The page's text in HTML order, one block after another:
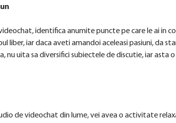
identifica anumite puncte pe care le ai in
liber, iar daca aveti amandoi aceleasi pasiuni, da
nu uita sa diversifici subiectele de discutie, iar asta
de videochat din lume, vei avea o activitate